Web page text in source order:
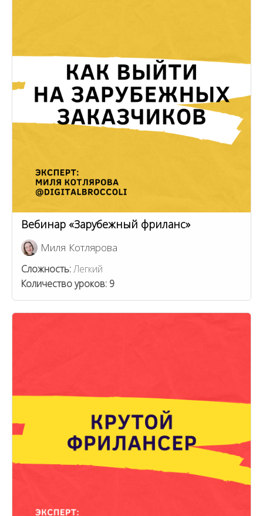
Вебинар «Зарубежный фриланс»
Миля Котлярова
Сложность:Легкий
Количество уроков: 9